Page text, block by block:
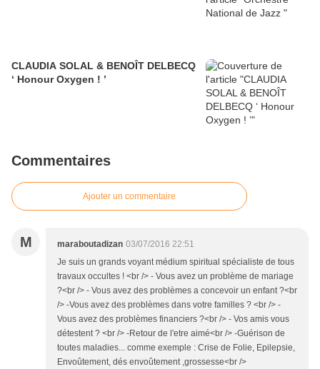
CLAUDIA SOLAL & BENOÎT DELBECQ
‘ Honour Oxygen ! ’
Commentaires
Ajouter un commentaire
M maraboutadizan 03/07/2016 22:51
Je suis un grands voyant médium spiritual spécialiste de tous
travaux occultes ! <br /> - Vous avez un problème de mariage
?<br /> - Vous avez des problèmes a concevoir un enfant ?<br
/> -Vous avez des problèmes dans votre familles ? <br /> -
Vous avez des problèmes financiers ?<br /> - Vos amis vous
détestent ? <br /> -Retour de l'etre aimé<br /> -Guérison de
toutes maladies... comme exemple : Crise de Folie, Epilepsie,
Envoûtement, dés envoûtement ,grossesse<br />